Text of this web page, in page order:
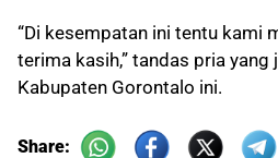
“Di kesempatan ini tentu kami
terima kasih,” tandas pria yang
Kabupaten Gorontalo ini.
Share: